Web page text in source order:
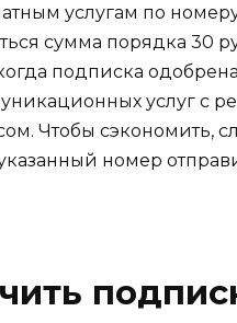
услугам по
сумма порядка 30
подписка
услуг с
Чтобы сэкономить,
указанный номер